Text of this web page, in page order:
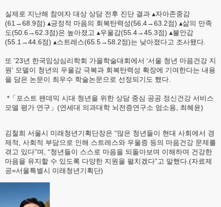
실제로 지난해 참여자 대상 상담 전후 진단 결과 ▴자아존중감
(61→68.9점) ▴긍정적 마음의 회복탄력성(56.4→63.2점) ▴삶의 만족
도(50.6→62.3점)은 높아졌고 ▴우울감(55.4→45.3점) ▴불안감
(55.1→44.6점) ▴스트레스(65.5→58.2점)는 낮아졌다고 조사됐다.
또 ’23년 한국임상심리학회 가을학술대회에서 ‘서울 청년 마음건강 지
원’ 모델이 청년의 우울감 극복과 회복탄력성 확장에 기여한다는 내용
을 담은 논문이 최우수 학술논문으로 선정되기도 했다.
*「포스트 팬데믹 시대 청년을 위한 상담 중심 공공 정신건강 서비스
모델 평가 연구」(연세대 의과대학 뇌전증연구소 엄소용, 최혜윤)
김철희 서울시 미래청년기획단장은 “많은 청년들이 현대 사회에서 경
제적, 사회적 부담으로 인해 스트레스와 우울증 등의 마음건강 문제를
겪고 있다”며, “청년들이 스스로 마음을 되돌아보며 이해하며 건강한
마음을 유지할 수 있도록 다양한 지원을 펼치겠다”고 말했다.(자료제
공=서울특별시 미래청년기획단)